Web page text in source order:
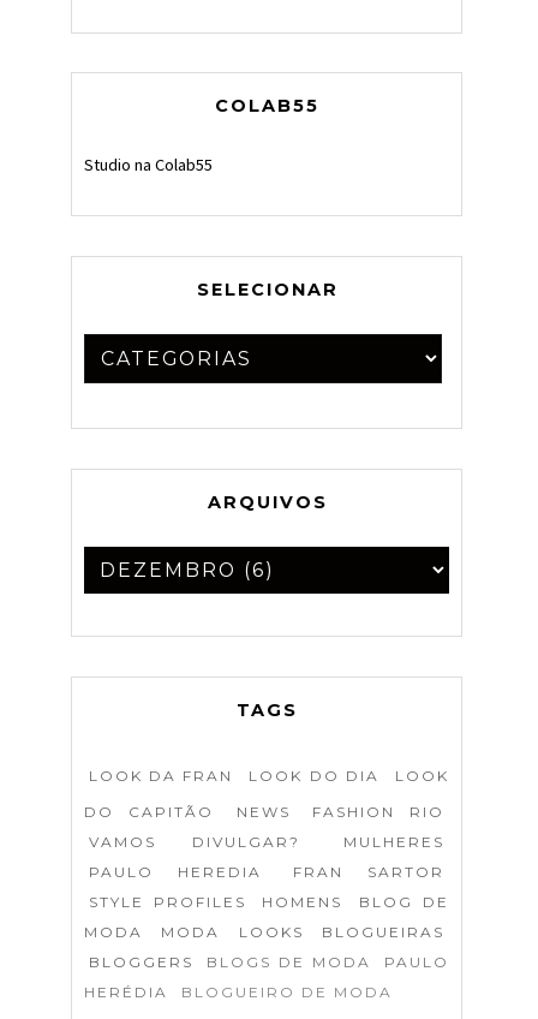
COLAB55
Studio na Colab55
SELECIONAR
ARQUIVOS
TAGS
LOOK DA FRAN LOOK DO DIA
LOOK
DO CAPITÃO
NEWS
FASHION RIO
VAMOS DIVULGAR?
MULHERES
PAULO HEREDIA
FRAN SARTOR
STYLE PROFILES
HOMENS
BLOG DE
MODA
MODA LOOKS
BLOGUEIRAS
BLOGGERS
BLOGS DE MODA
PAULO
HERÉDIA
BLOGUEIRO DE MODA